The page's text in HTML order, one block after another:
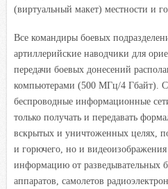
(виртуальный макет) местности и
Все командиры боевых
артиллерийские наводчики для
передачи боевых донесений
компьютерами (500 МГц/4 Гбайт).
беспроводные информационные
только получать и передавать
вскрытых и уничтоженных целях,
и горючего, но и видеоизображения
информацию от разведывательных
аппаратов, самолетов